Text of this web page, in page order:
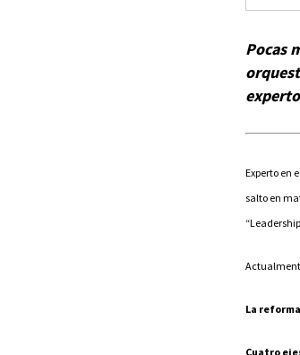
Pocas
Experto en
salto en
La reforma
Cuatro